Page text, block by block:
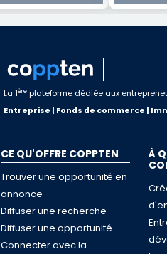
La 1ère plateforme dédiée aux
Entreprise | Fonds de commerce |
CE QU'OFFRE COPPTEN
Trouver une opportunité en
annonce
Diffuser une recherche
Diffuser une opportunité
Connecter avec la
À